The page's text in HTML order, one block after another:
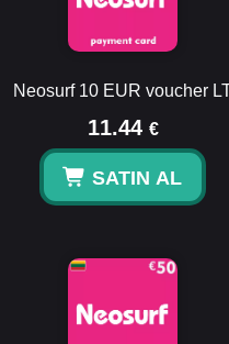
Neosurf 10 EUR voucher
11.44 €
SATIN AL